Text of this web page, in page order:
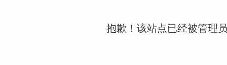
抱歉！该站点已经被管理